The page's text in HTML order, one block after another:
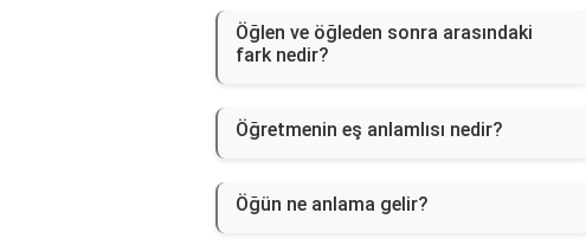
Öğlen ve öğleden sonra arasındaki
fark nedir?
Öğretmenin eş anlamlısı nedir?
Öğün ne anlama gelir?